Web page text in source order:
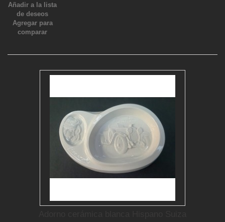
Añadir a la lista
de deseos
Agregar para
comparar